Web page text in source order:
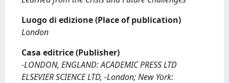
Luogo di edizione (Place of publication)
London
Casa editrice (Publisher)
-LONDON, ENGLAND: ACADEMIC PRESS LTD
ELSEVIER SCIENCE LTD, -London; New York: